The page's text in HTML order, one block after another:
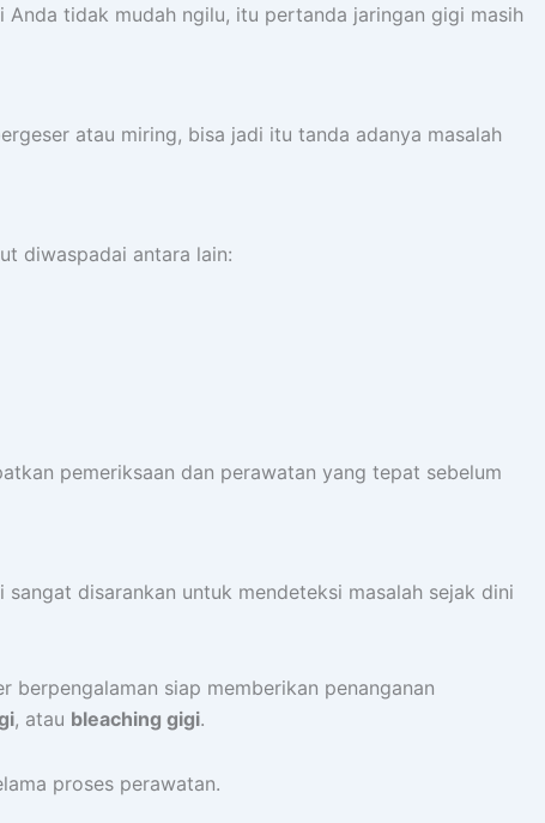
Anda tidak mudah ngilu, itu pertanda jaringan gigi masih
atau miring, bisa jadi itu tanda adanya masalah
diwaspadai antara lain:
pemeriksaan dan perawatan yang tepat sebelum
disarankan untuk mendeteksi masalah sejak dini
siap memberikan penanganan
, atau bleaching gigi.
proses perawatan.